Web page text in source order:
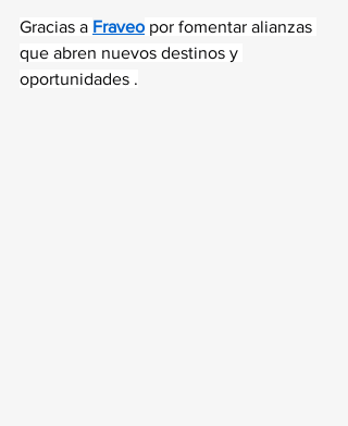
Gracias a Fraveo por fomentar alianzas
que abren nuevos destinos y
oportunidades .